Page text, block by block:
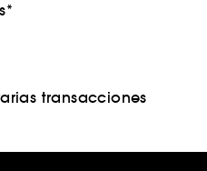
transacciones